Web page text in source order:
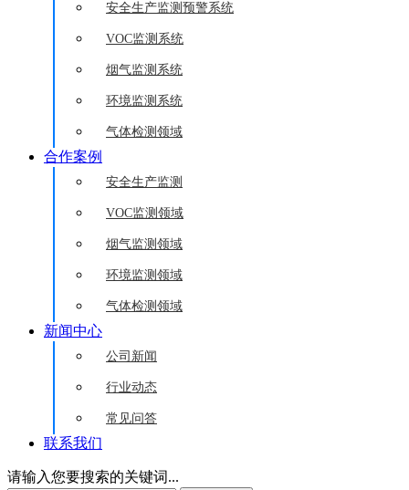
安全生产监测预警系统
VOC监测系统
烟气监测系统
环境监测系统
气体检测领域
合作案例
安全生产监测
VOC监测领域
烟气监测领域
环境监测领域
气体检测领域
新闻中心
公司新闻
行业动态
常见问答
联系我们
请输入您要搜索的关键词...